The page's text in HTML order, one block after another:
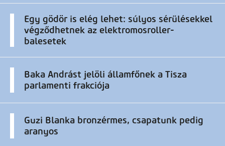
Egy gödör is elég lehet: súlyos sérülésekkel
végződhetnek az elektromosroller-
balesetek
Baka Andrást jelöli államfőnek a Tisza
parlamenti frakciója
Guzi Blanka bronzérmes, csapatunk pedig
aranyos